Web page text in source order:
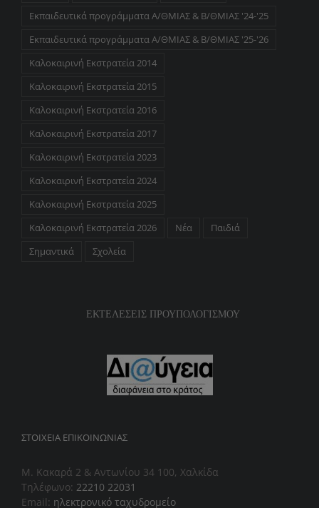
Εκπαιδευτικά προγράμματα Α/ΘΜΙΑΣ & Β/ΘΜΙΑΣ '24-'25
Εκπαιδευτικά προγράμματα Α/ΘΜΙΑΣ & Β/ΘΜΙΑΣ '25-'26
Καλοκαιρινή Εκστρατεία 2014
Καλοκαιρινή Εκστρατεία 2015
Καλοκαιρινή Εκστρατεία 2016
Καλοκαιρινή Εκστρατεία 2017
Καλοκαιρινή Εκστρατεία 2023
Καλοκαιρινή Εκστρατεία 2024
Καλοκαιρινή Εκστρατεία 2025
Καλοκαιρινή Εκστρατεία 2026
Νέα
Παιδιά
Σημαντικά
Σχολεία
ΕΚΤΕΛΕΣΕΙΣ ΠΡΟΥΠΟΛΟΓΙΣΜΟΥ
ΣΤΟΙΧΕΊΑ ΕΠΙΚΟΙΝΩΝΊΑΣ
Μ. Κακαρά 2 & Αντωνίου 34 100, Χαλκίδα
Τηλέφωνο: 22210 22031
Email: ηλεκτρονικό ταχυδρομείο